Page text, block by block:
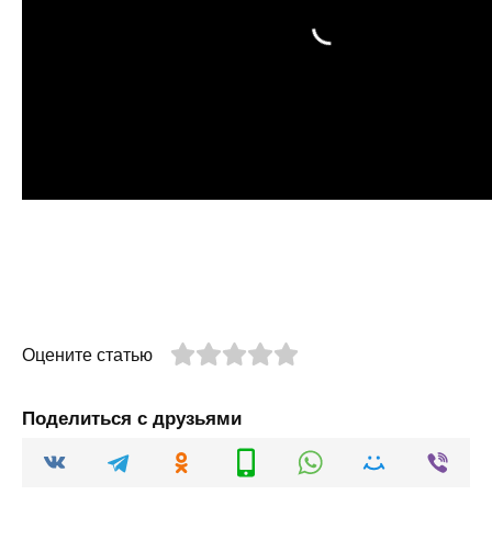
Оцените статью
Поделиться с друзьями